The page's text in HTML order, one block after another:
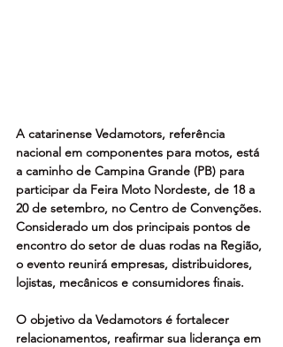
A catarinense Vedamotors, referência
nacional em componentes para motos, está
a caminho de Campina Grande (PB) para
participar da Feira Moto Nordeste, de 18 a
20 de setembro, no Centro de Convenções.
Considerado um dos principais pontos de
encontro do setor de duas rodas na Região,
o evento reunirá empresas, distribuidores,
lojistas, mecânicos e consumidores finais.
O objetivo da Vedamotors é fortalecer
relacionamentos, reafirmar sua liderança em